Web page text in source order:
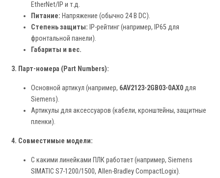
EtherNet/IP и т.д.
Питание: Напряжение (обычно 24 В DC).
Степень защиты: IP-рейтинг (например, IP65 для
фронтальной панели).
Габариты и вес.
3. Парт-номера (Part Numbers):
Основной артикул (например, 6AV2123-2GB03-0AX0для
Siemens).
Артикулы для аксессуаров (кабели, кронштейны, защитные
пленки).
4. Совместимые модели:
С какими линейками ПЛК работает (например, Siemens
SIMATIC S7-1200/1500, Allen-Bradley CompactLogix).